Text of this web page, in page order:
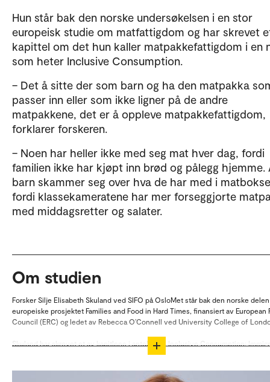
Hun står bak den norske undersøkelsen i en stor
europeisk studie om matfattigdom og har skrevet
kapittel om det hun kaller matpakkefattigdom i en
som heter Inclusive Consumption.
– Det å sitte der som barn og ha den matpakka
passer inn eller som ikke ligner på de andre
matpakkene, det er å oppleve matpakkefattigdom,
forklarer forskeren.
– Noen har heller ikke med seg mat hver dag, fordi
familien ikke har kjøpt inn brød og pålegg hjemme.
barn skammer seg over hva de har med i
fordi klassekameratene har mer forseggjorte
med middagsretter og salater.
Om studien
Forsker Silje Elisabeth Skuland ved SIFO på OsloMet står bak den norske
europeiske prosjektet Families and Food in Hard Times, finansiert av European
Council (ERC) og ledet av Rebecca O’Connell ved University College of
Skuland har skrevet et av kapitlene i antologien Inclusive Consumption:
Access to and Use of Public and Private Goods and Services.
Antologien springer ut av SIFOs satsingsområde Inkluderende forbruk, med